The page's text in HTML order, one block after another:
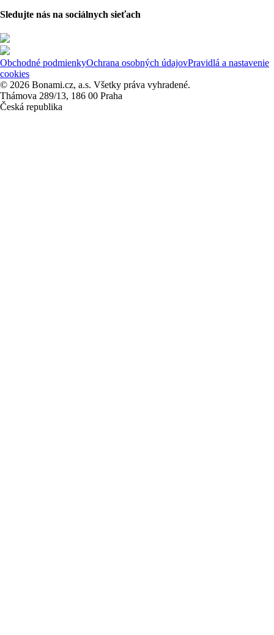
Sledujte nás na sociálnych sieťach
Obchodné podmienkyOchrana osobných údajovPravidlá a nastavenie
cookies
© 2026 Bonami.cz, a.s. Všetky práva vyhradené.
Thámova 289/13, 186 00 Praha
Česká republika